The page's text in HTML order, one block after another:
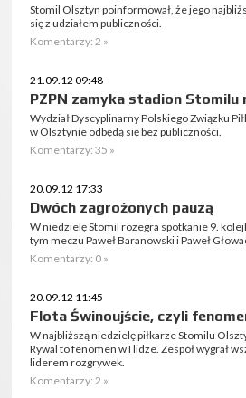
Stomil Olsztyn poinformował, że jego
się z udziałem publiczności.
Komentarzy: 2 »
21.09.12 09:48
PZPN zamyka stadion Stomilu
Wydział Dyscyplinarny Polskiego Związku
w Olsztynie odbędą się bez publiczności.
Komentarzy: 35 »
20.09.12 17:33
Dwóch zagrożonych pauzą
W niedzielę Stomil rozegra spotkanie 9.
tym meczu Paweł Baranowski i Paweł
Komentarzy: 0 »
20.09.12 11:45
Flota Świnoujście, czyli
W najbliższą niedzielę piłkarze Stomilu
Rywal to fenomen w I lidze. Zespół wygrał
liderem rozgrywek.
Komentarzy: 2 »